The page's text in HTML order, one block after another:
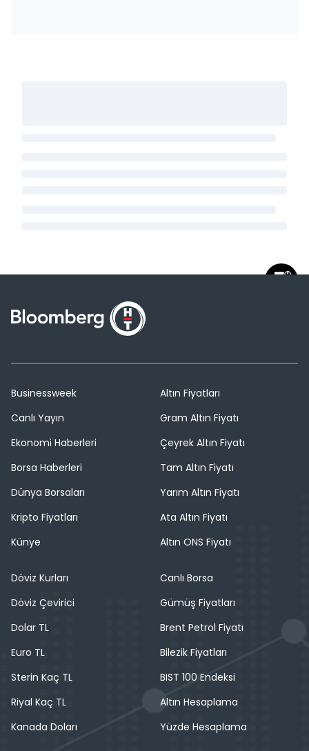
Businessweek
Canlı Yayın
Ekonomi Haberleri
Borsa Haberleri
Dünya Borsaları
Kripto Fiyatları
Künye
Altın Fiyatları
Gram Altın Fiyatı
Çeyrek Altın Fiyatı
Tam Altın Fiyatı
Yarım Altın Fiyatı
Ata Altın Fiyatı
Altın ONS Fiyatı
Döviz Kurları
Döviz Çevirici
Dolar TL
Euro TL
Sterin Kaç TL
Riyal Kaç TL
Kanada Doları
Canlı Borsa
Gümüş Fiyatları
Brent Petrol Fiyatı
Bilezik Fiyatları
BIST 100 Endeksi
Altın Hesaplama
Yüzde Hesaplama